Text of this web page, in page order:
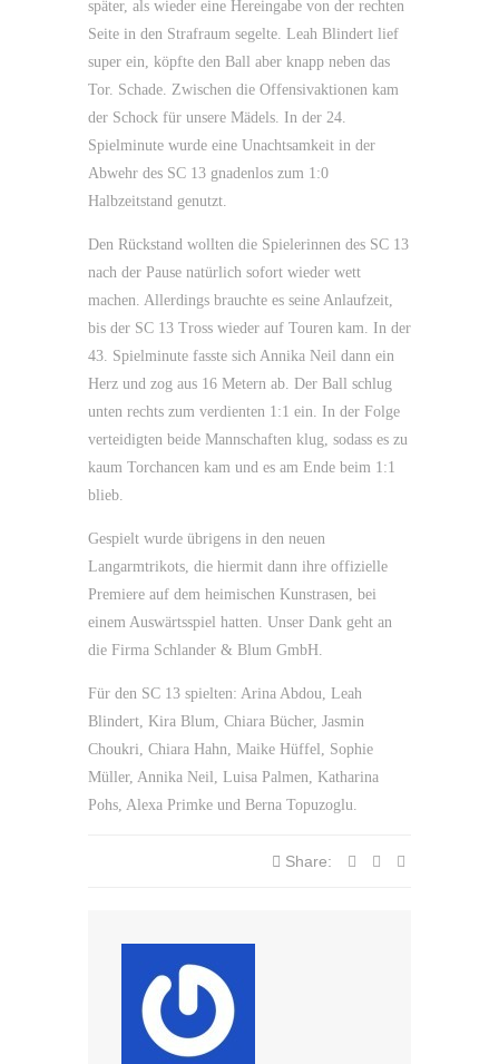
später, als wieder eine Hereingabe von der rechten
Seite in den Strafraum segelte. Leah Blindert lief
super ein, köpfte den Ball aber knapp neben das
Tor. Schade. Zwischen die Offensivaktionen kam
der Schock für unsere Mädels. In der 24.
Spielminute wurde eine Unachtsamkeit in der
Abwehr des SC 13 gnadenlos zum 1:0
Halbzeitstand genutzt.
Den Rückstand wollten die Spielerinnen des SC 13
nach der Pause natürlich sofort wieder wett
machen. Allerdings brauchte es seine Anlaufzeit,
bis der SC 13 Tross wieder auf Touren kam. In der
43. Spielminute fasste sich Annika Neil dann ein
Herz und zog aus 16 Metern ab. Der Ball schlug
unten rechts zum verdienten 1:1 ein. In der Folge
verteidigten beide Mannschaften klug, sodass es zu
kaum Torchancen kam und es am Ende beim 1:1
blieb.
Gespielt wurde übrigens in den neuen
Langarmtrikots, die hiermit dann ihre offizielle
Premiere auf dem heimischen Kunstrasen, bei
einem Auswärtsspiel hatten. Unser Dank geht an
die Firma Schlander & Blum GmbH.
Für den SC 13 spielten: Arina Abdou, Leah
Blindert, Kira Blum, Chiara Bücher, Jasmin
Choukri, Chiara Hahn, Maike Hüffel, Sophie
Müller, Annika Neil, Luisa Palmen, Katharina
Pohs, Alexa Primke und Berna Topuzoglu.
Share: